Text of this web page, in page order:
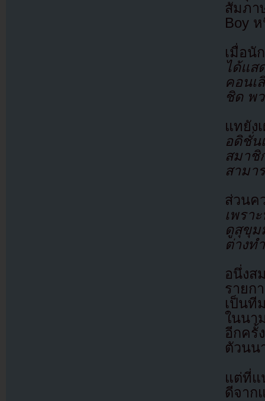
สัมภา
Boy
เมื่อนั
ได้แส
คอนเ
ชิด พ
แทยัง
อดิชั่
สมาชิ
สามา
ส่วนค
เพรา
ดูสุขุ
ต่างท
อนึ่งส
รายก
เป็นที
ในนา
อีกครั้
ตัวนน
แต่ที่แ
ดีจาก